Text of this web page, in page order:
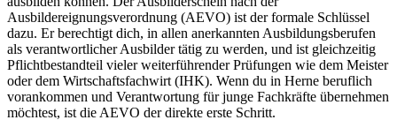
Ausbildereignungsverordnung (AEVO) ist der formale Schlüssel
dazu. Er berechtigt dich, in allen anerkannten Ausbildungsberufen
als verantwortlicher Ausbilder tätig zu werden, und ist gleichzeitig
Pflichtbestandteil vieler weiterführender Prüfungen wie dem Meister
oder dem Wirtschaftsfachwirt (IHK). Wenn du in Herne beruflich
vorankommen und Verantwortung für junge Fachkräfte übernehmen
möchtest, ist die AEVO der direkte erste Schritt.